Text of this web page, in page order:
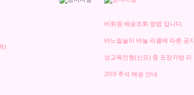
)
비회원 배송조회 방법 입니다.
바느질놀이 바늘 리콜에 따른 공지
성교육인형(산모) 중 포장가방 리
2019 추석 배송 안내